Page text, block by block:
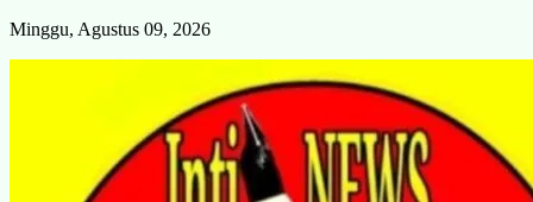
Skip
Minggu, Agustus 09, 2026